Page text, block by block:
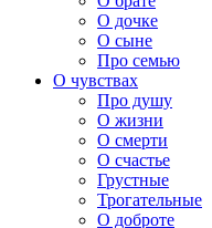
О дочке
О сыне
Про семью
О чувствах
Про душу
О жизни
О смерти
О счастье
Грустные
Трогательные
О доброте